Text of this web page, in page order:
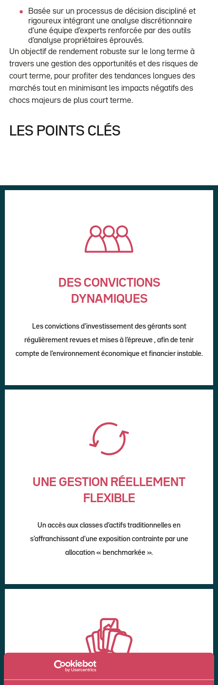
Basée sur un processus de décision discipliné et
rigoureux intégrant une analyse discrétionnaire
d’une équipe d’experts renforcée par des outils
d’analyse propriétaires éprouvés.
Un objectif de rendement robuste sur le long terme à
travers une gestion des opportunités et des risques de
court terme, pour profiter des tendances longues des
marchés tout en minimisant les impacts négatifs des
chocs majeurs de plus court terme.
LES POINTS CLÉS
DES CONVICTIONS
DYNAMIQUES
Les convictions d’investissement des gérants sont
régulièrement revues et mises à l’épreuve , afin de tenir
compte de l’environnement économique et financier instable.
UNE GESTION RÉELLEMENT
FLEXIBLE
Un accès aux classes d’actifs traditionnelles en
s’affranchissant d’une exposition contrainte par une
allocation « benchmarkée ».
UNE SYNTHÈSE ENTRE